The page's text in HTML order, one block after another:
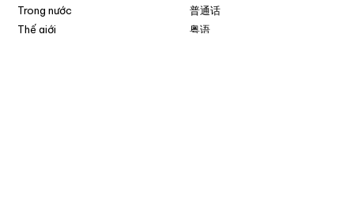
Trong nước
Thế giới
普通话
粤语